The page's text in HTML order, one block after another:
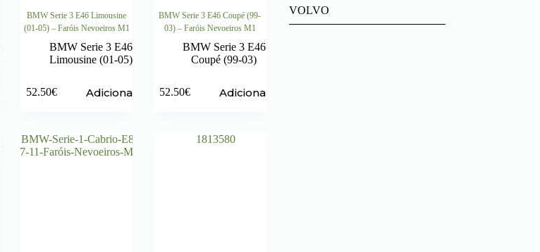
BMW Serie 3 E46 Limousine
(01-05) – Faróis Nevoeiros M1
BMW Serie 3 E46
Limousine (01-05)
52.50€ Adicionar
BMW Serie 3 E46 Coupé (99-
03) – Faróis Nevoeiros M1
BMW Serie 3 E46
Coupé (99-03)
52.50€ Adicionar
VOLVO